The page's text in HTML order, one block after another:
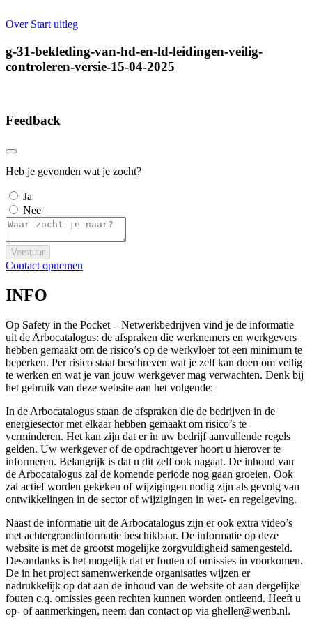
Over Start uitleg
g-31-bekleding-van-hd-en-ld-leidingen-veilig-
controleren-versie-15-04-2025
Feedback
Heb je gevonden wat je zocht?
Ja
Nee
Verstuur
Contact opnemen
INFO
Op Safety in the Pocket – Netwerkbedrijven vind je de informatie
uit de Arbocatalogus: de afspraken die werknemers en werkgevers
hebben gemaakt om de risico’s op de werkvloer tot een minimum te
beperken. Per risico staat beschreven wat je zelf kan doen om veilig
te werken en wat je van jouw werkgever mag verwachten. Denk bij
het gebruik van deze website aan het volgende:
In de Arbocatalogus staan de afspraken die de bedrijven in de
energiesector met elkaar hebben gemaakt om risico’s te
verminderen. Het kan zijn dat er in uw bedrijf aanvullende regels
gelden. Uw werkgever of de opdrachtgever hoort u hierover te
informeren. Belangrijk is dat u dit zelf ook nagaat. De inhoud van
de Arbocatalogus zal de komende periode nog gaan groeien. Ook
zal actief worden gekeken of wijzigingen nodig zijn als gevolg van
ontwikkelingen in de sector of wijzigingen in wet- en regelgeving.
Naast de informatie uit de Arbocatalogus zijn er ook extra video’s
met achtergrondinformatie beschikbaar. De informatie op deze
website is met de grootst mogelijke zorgvuldigheid samengesteld.
Desondanks is het mogelijk dat er fouten of omissies in voorkomen.
De in het project samenwerkende organisaties wijzen er
nadrukkelijk op dat aan de inhoud van de website of aan dergelijke
fouten c.q. omissies geen rechten kunnen worden ontleend. Heeft u
op- of aanmerkingen, neem dan contact op via gheller@wenb.nl.